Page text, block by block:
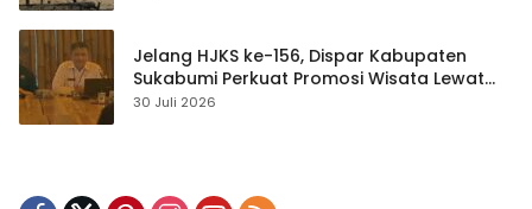
Jelang HJKS ke-156, Dispar Kabupaten
Sukabumi Perkuat Promosi Wisata Lewat
Publikasi Digital
30 Juli 2026